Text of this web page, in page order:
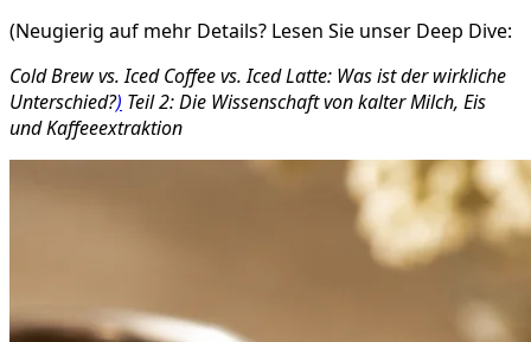
(Neugierig auf mehr Details? Lesen Sie unser Deep Dive:
Cold Brew vs. Iced Coffee vs. Iced Latte: Was ist der wirkliche
Unterschied?) Teil 2: Die Wissenschaft von kalter Milch, Eis
und Kaffeeextraktion